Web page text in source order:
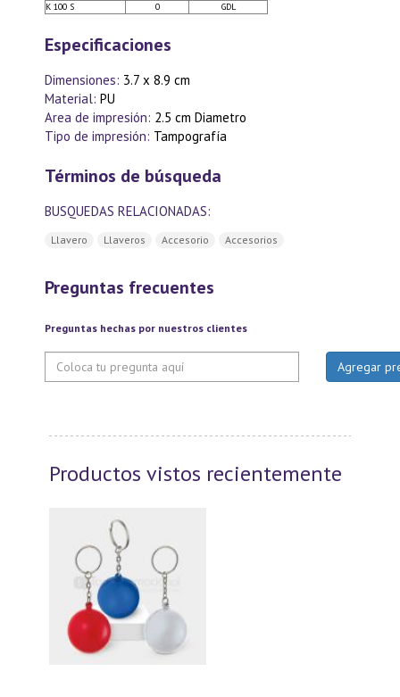
K 100 S
0 GDL
Especificaciones
Dimensiones: 3.7 x 8.9 cm
Material: PU
Area de impresión: 2.5 cm Diametro
Tipo de impresión: Tampografía
Términos de búsqueda
BUSQUEDAS RELACIONADAS:
Llavero Llaveros Accesorio Accesorios
Preguntas frecuentes
Preguntas hechas por nuestros clientes
Productos vistos recientemente